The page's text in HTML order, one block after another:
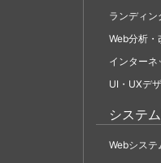
ランディ
Web分析・
インター
UI・UXデ
システ
Webシステ